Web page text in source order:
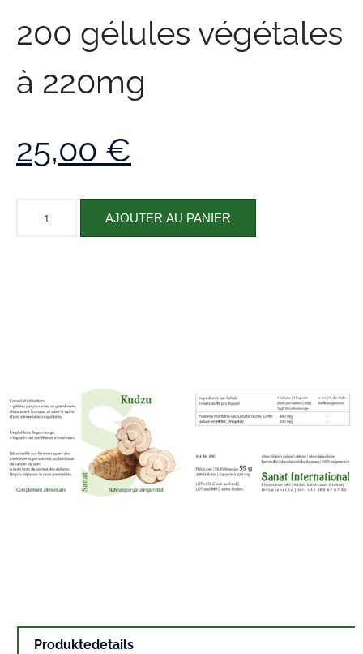
200 gélules végétales
à 220mg
25,00 €
AJOUTER AU PANIER
Produktedetails